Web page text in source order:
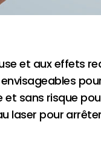
et aux effets
sans risque
laser pour